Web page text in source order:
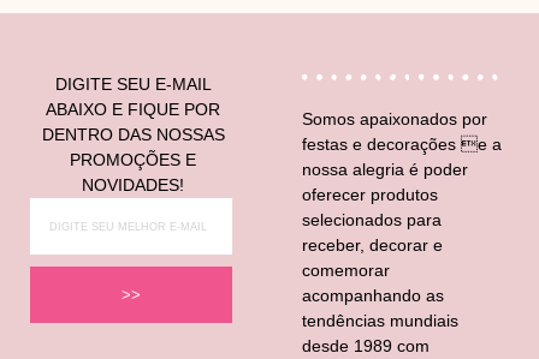
DIGITE SEU E-MAIL
ABAIXO E FIQUE POR
DENTRO DAS NOSSAS
PROMOÇÕES E
NOVIDADES!
>>
Somos apaixonados por
festas e decorações e a
nossa alegria é poder
oferecer produtos
selecionados para
receber, decorar e
comemorar
acompanhando as
tendências mundiais
desde 1989 com